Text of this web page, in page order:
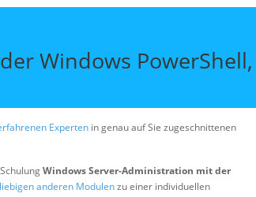
Windows
Experten in genau auf Sie zugeschnittenen
Windows Server-Administration mit der
anderen Modulenzu einer individuellen